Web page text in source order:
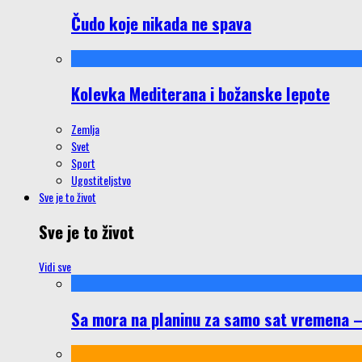
Čudo koje nikada ne spava
Kolevka Mediterana i božanske lepote
Zemlja
Svet
Sport
Ugostiteljstvo
Sve je to život
Sve je to život
Vidi sve
Sa mora na planinu za samo sat vremena